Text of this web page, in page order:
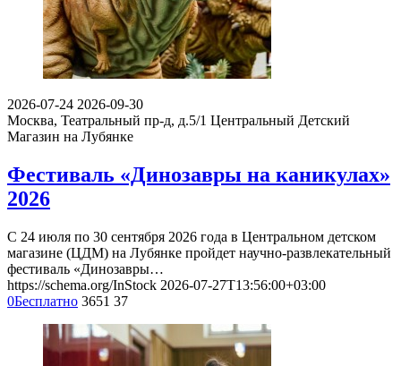
2026-07-24 2026-09-30
Москва, Театральный пр-д, д.5/1 Центральный Детский
Магазин на Лубянке
Фестиваль «Динозавры на каникулах»
2026
С 24 июля по 30 сентября 2026 года в Центральном детском
магазине (ЦДМ) на Лубянке пройдет научно-развлекательный
фестиваль «Динозавры…
https://schema.org/InStock 2026-07-27T13:56:00+03:00
0Бесплатно 3651 37